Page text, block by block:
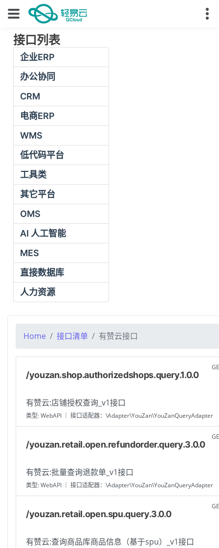
接口列表
企业ERP
办公协同
CRM
电商ERP
WMS
低代码平台
工具类
其它平台
OMS
AI 人工智能
MES
直接数据库
人力资源
Home 接口清单 有赞云接口
/youzan.shop.authorizedshops.query.1.0.0
有赞云:店铺授权查询_v1接口
类型: WebAPI ｜ 接口适配器：\Adapter\YouZan\YouZanQueryAdapter
/youzan.retail.open.refundorder.query.3.0.0
有赞云:批量查询退款单_v1接口
类型: WebAPI ｜ 接口适配器：\Adapter\YouZan\YouZanQueryAdapter
/youzan.retail.open.spu.query.3.0.0
有赞云:查询商品库商品信息（基于spu）_v1接口